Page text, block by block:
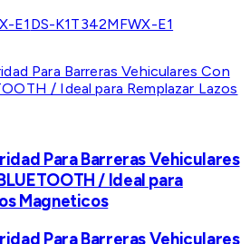
E1 DS-K1T342MFWX-E1
Para Barreras Vehiculares
/ Ideal para
Magneticos
Para Barreras Vehiculares